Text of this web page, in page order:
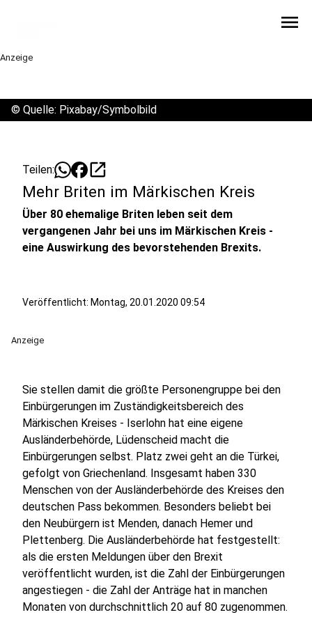
menu
Anzeige
© Quelle: Pixabay/Symbolbild
Teilen: open_in_new
Mehr Briten im Märkischen Kreis
Über 80 ehemalige Briten leben seit dem
vergangenen Jahr bei uns im Märkischen Kreis -
eine Auswirkung des bevorstehenden Brexits.
Veröffentlicht: Montag, 20.01.2020 09:54
Anzeige
Sie stellen damit die größte Personengruppe bei den
Einbürgerungen im Zuständigkeitsbereich des
Märkischen Kreises - Iserlohn hat eine eigene
Ausländerbehörde, Lüdenscheid macht die
Einbürgerungen selbst. Platz zwei geht an die Türkei,
gefolgt von Griechenland. Insgesamt haben 330
Menschen von der Ausländerbehörde des Kreises den
deutschen Pass bekommen. Besonders beliebt bei
den Neubürgern ist Menden, danach Hemer und
Plettenberg. Die Ausländerbehörde hat festgestellt:
als die ersten Meldungen über den Brexit
veröffentlicht wurden, ist die Zahl der Einbürgerungen
angestiegen - die Zahl der Anträge hat in manchen
Monaten von durchschnittlich 20 auf 80 zugenommen.